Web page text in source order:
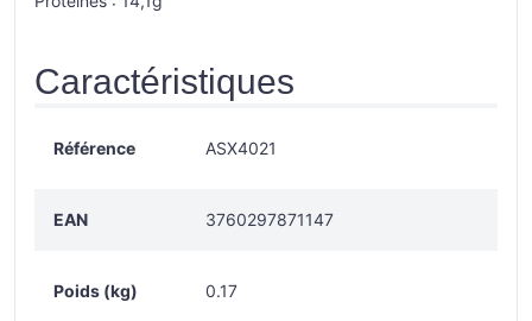
Caractéristiques
Référence ASX4021
EAN 3760297871147
Poids (kg) 0.17